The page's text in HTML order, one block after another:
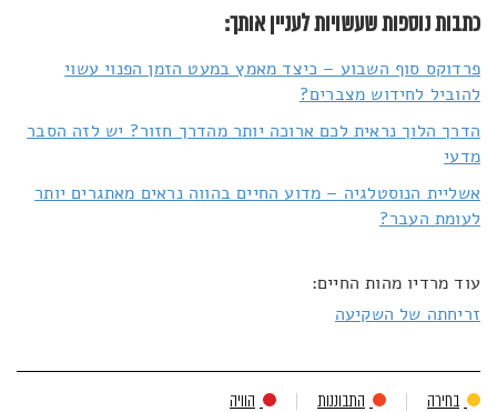
כתבות נוספות שעשויות לעניין אותך:
פרדוקס סוף השבוע – כיצד מאמץ במעט הזמן הפנוי עשוי
להוביל לחידוש מצברים?
הדרך הלוך נראית לכם ארוכה יותר מהדרך חזור? יש לזה הסבר
מדעי
אשליית הנוסטלגיה – מדוע החיים בהווה נראים מאתגרים יותר
לעומת העבר?
עוד מרדיו מהות החיים:
זריחתה של השקיעה
בחירה התבוננות הוויה